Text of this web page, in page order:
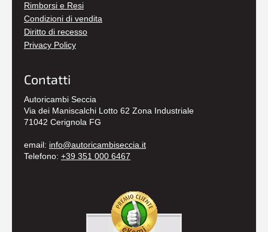
Rimborsi e Resi
Condizioni di vendita
Diritto di recesso
Privacy Policy
Contatti
Autoricambi Seccia
Via dei Maniscalchi Lotto 62 Zona Industriale
71042 Cerignola FG
email: info@autoricambiseccia.it
Telefono: +39 351 000 6467